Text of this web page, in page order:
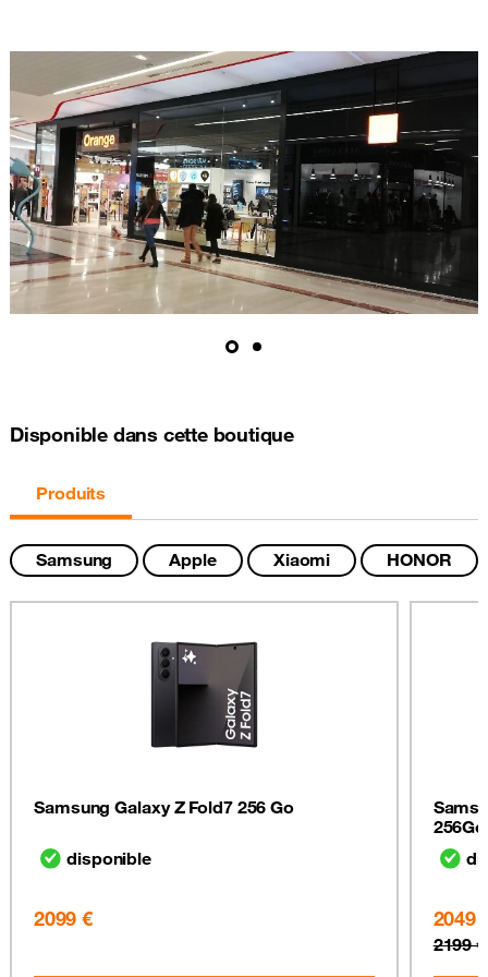
Disponible dans cette boutique
Produits
Samsung Apple Xiaomi HONOR
Samsung Galaxy Z Fold7 256 Go
disponible
2099 €
256Go
2049
2199 €